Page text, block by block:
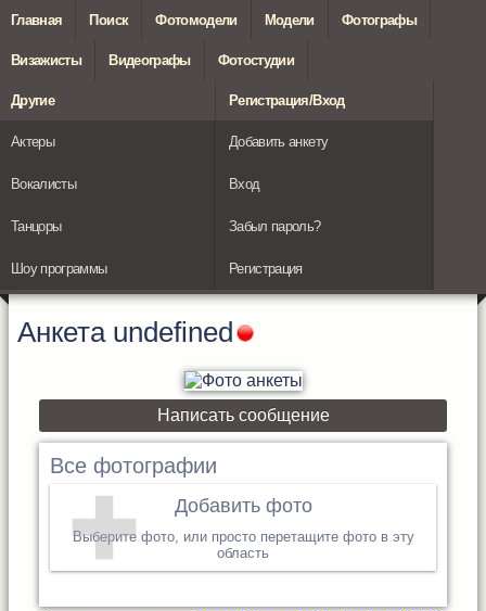
Главная Поиск Фотомодели Модели Фотографы
Визажисты Видеографы Фотостудии
Другие
Актеры
Вокалисты
Танцоры
Шоу программы
Регистрация/Вход
Добавить анкету
Вход
Забыл пароль?
Регистрация
Анкета undefined
Написать сообщение
Все фотографии
Добавить фото
Выберите фото, или просто перетащите фото в эту
область